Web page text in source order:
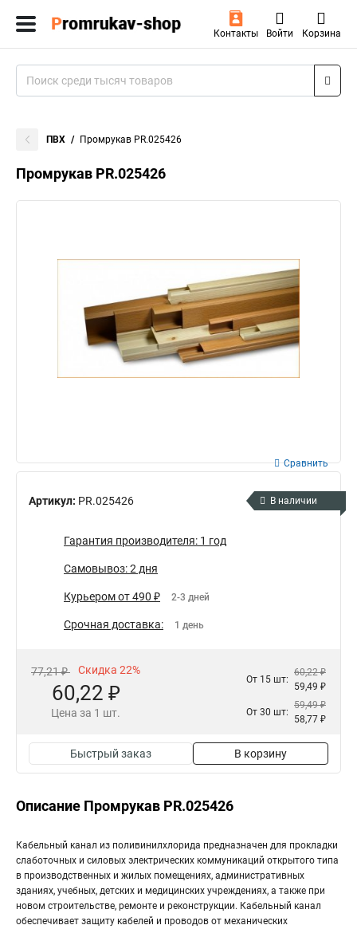
Контакты Войти Корзина
ПВХ Промрукав PR.025426
Промрукав PR.025426
Артикул: PR.025426
Сравнить
В наличии
Гарантия производителя: 1 год
Самовывоз: 2 дня
Курьером от 490 ₽ 2-3 дней
Срочная доставка: 1 день
77,21 ₽ Скидка 22%
60,22 ₽
Цена за 1 шт.
От 15 шт:
60,22 ₽
59,49 ₽
От 30 шт:
59,49 ₽
58,77 ₽
Быстрый заказ В корзину
Описание Промрукав PR.025426
Кабельный канал из поливинилхлорида предназначен для прокладки
слаботочных и силовых электрических коммуникаций открытого типа
в производственных и жилых помещениях, административных
зданиях, учебных, детских и медицинских учреждениях, а также при
новом строительстве, ремонте и реконструкции. Кабельный канал
обеспечивает защиту кабелей и проводов от механических